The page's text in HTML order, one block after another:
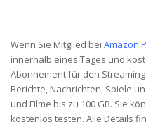
Wenn Sie Mitglied bei Amazon
innerhalb eines Tages und
Abonnement für den
Berichte, Nachrichten, Spiele
und Filme bis zu 100 GB. Sie
kostenlos testen. Alle Details